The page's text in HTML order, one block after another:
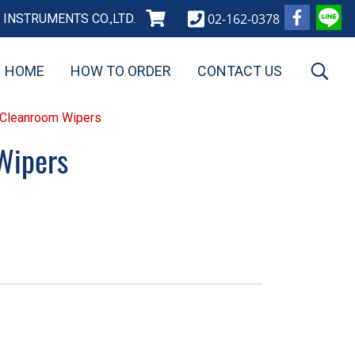
CO.,LTD. 02-162-0378
HOME HOW TO ORDER CONTACT US
Wipers